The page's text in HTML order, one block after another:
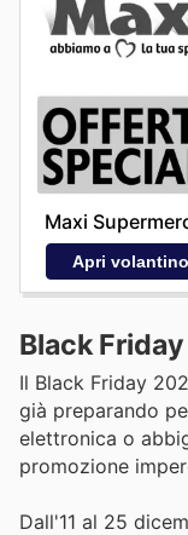
Maxi
Apri volantino
Black
Il Black Friday
già preparando
elettronica o
promozione
Dall'11 al 25